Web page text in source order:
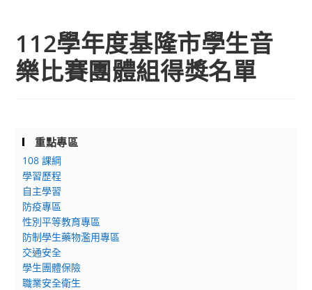
112學年度基隆市學生音
樂比賽團體組得獎名單
重點專區
108 課綱
學習歷程
自主學習
防疫專區
性別平等教育專區
防制學生藥物濫用專區
交通安全
學生團體保險
職業安全衛生